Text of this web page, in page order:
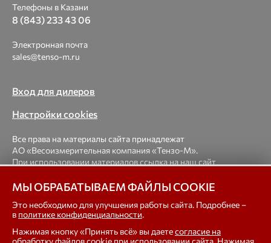
Телефоны в Казани
8 (843) 233 43 06
Электронная почта
sales@tenso-m.ru
Вход для дилеров
Настройки cookies
Все права на материалы сайта принадлежат
АО «Весоизмерительная компания «Тензо-М».
При использовании материалов ссылка на наш сайт
© 1998-2026 Весоизмерительная компания «Тензо-М» —
платформенные, крановые, вагонные, бункерные,
автомобильные весы, весовые дозаторы для фасовки,
тензодатчики
МЫ ОБРАБАТЫВАЕМ ФАЙЛЫ COOKIE
Это необходимо для улучшения работы сайта. Подробнее –
в политике конфиденциальности.
Нажимая кнопку «Принять всё» вы даетесогласие на
обработку файлов cookie при использовании сайта. Нажимая